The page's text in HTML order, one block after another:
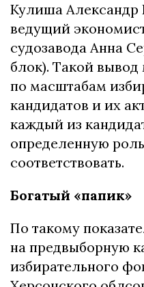
Кулиша
ведущий
судозавода Анна
блок). Такой
по масштабам
кандидатов и их
каждый из
определенную
соответствовать.
Богатый «папик»
По такому
на предвыборную
избирательного